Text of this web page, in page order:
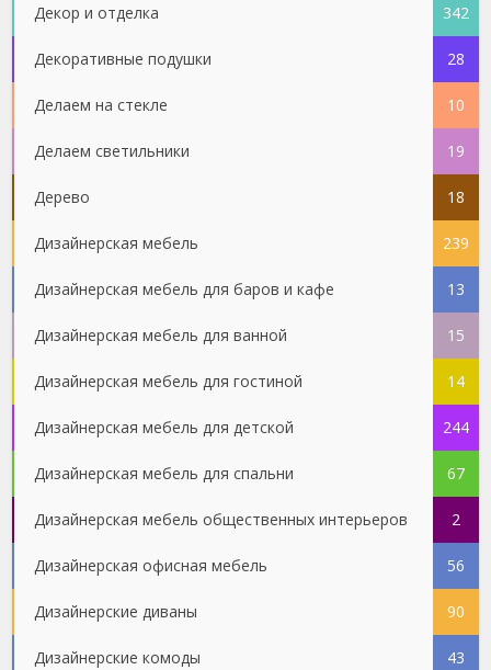
Декор и отделка 342
Декоративные подушки 28
Делаем на стекле 10
Делаем светильники 19
Дерево 18
Дизайнерская мебель 239
Дизайнерская мебель для баров и кафе 13
Дизайнерская мебель для ванной 15
Дизайнерская мебель для гостиной 14
Дизайнерская мебель для детской 244
Дизайнерская мебель для спальни 67
Дизайнерская мебель общественных интерьеров 2
Дизайнерская офисная мебель 56
Дизайнерские диваны 90
Дизайнерские комоды 43